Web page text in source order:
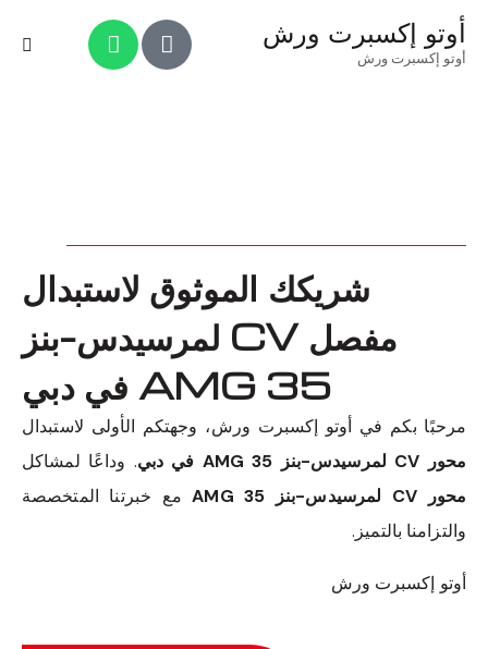
أوتو إكسبرت ورش
أوتو إكسبرت ورش
شريكك الموثوق لاستبدال
مفصل CV لمرسيدس-بنز
35 AMG في دبي
مرحبًا بكم في أوتو إكسبرت ورش، وجهتكم الأولى لاستبدال
محور CV لمرسيدس-بنز 35 AMG في دبي
. وداعًا لمشاكل
محور CV لمرسيدس-بنز 35 AMG
مع خبرتنا المتخصصة
والتزامنا بالتميز.
أوتو إكسبرت ورش